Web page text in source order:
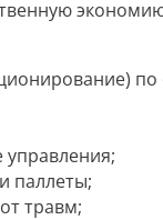
паллеты;
травм;